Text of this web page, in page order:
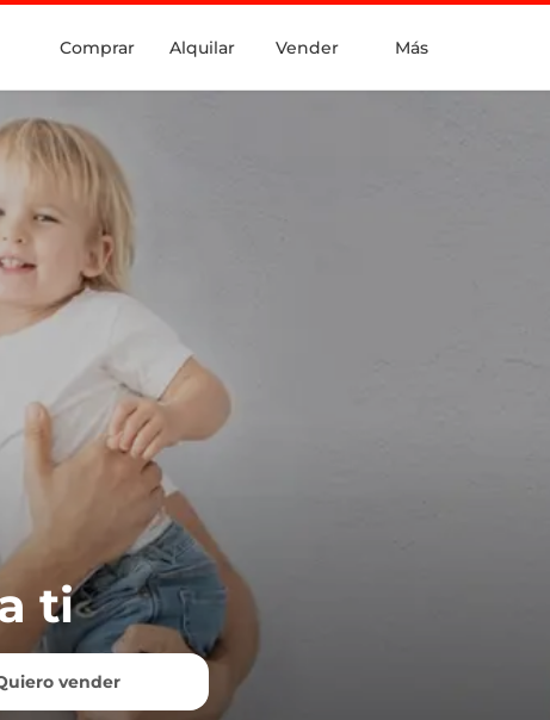
Comprar Alquilar Vender Más
ti
vender